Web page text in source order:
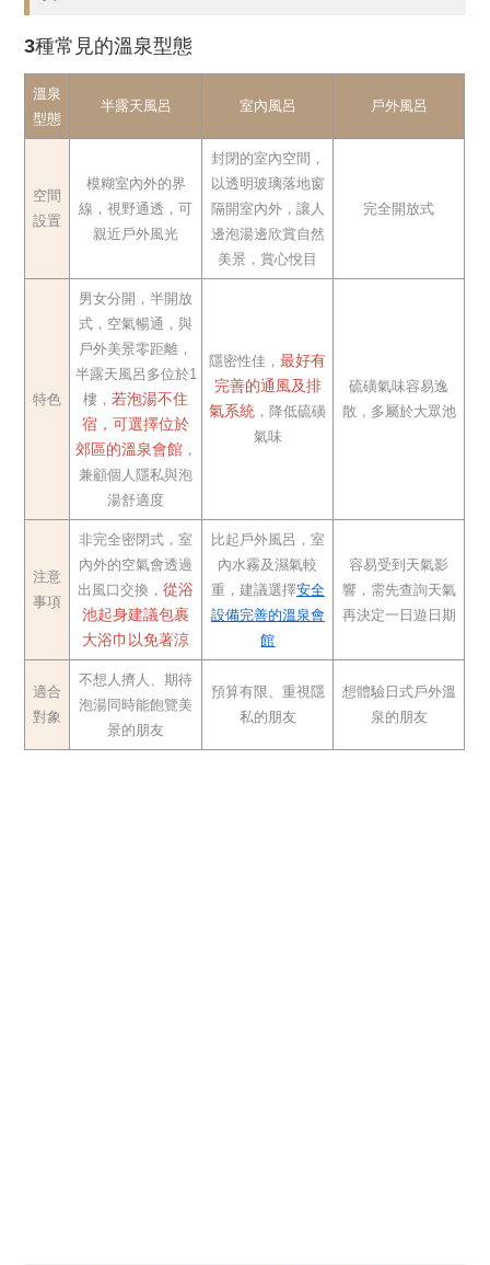
3種常見的溫泉型態
溫泉
型態
半露天風呂 室內風呂 戶外風呂
空間
設置
模糊室內外的界
線，視野通透，可
親近戶外風光
封閉的室內空間，
以透明玻璃落地窗
隔開室內外，讓人
邊泡湯邊欣賞自然
美景，賞心悅目
完全開放式
特色
男女分開，半開放
式，空氣暢通，與
戶外美景零距離，
半露天風呂多位於1
樓，若泡湯不住
宿，可選擇位於
郊區的溫泉會館，
兼顧個人隱私與泡
湯舒適度
隱密性佳，最好有
完善的通風及排
氣系統 ，降低硫磺
氣味
硫磺氣味容易逸
散，多屬於大眾池
注意
事項
非完全密閉式，室
內外的空氣會透過
出風口交換，從浴
池起身建議包裹
大浴巾以免著涼
比起戶外風呂，室
內水霧及濕氣較
重，建議選擇安全
設備完善的溫泉會
館
容易受到天氣影
響，需先查詢天氣
再決定一日遊日期
適合
對象
不想人擠人、期待
泡湯同時能飽覽美
景的朋友
預算有限、重視隱
私的朋友
想體驗日式戶外溫
泉的朋友